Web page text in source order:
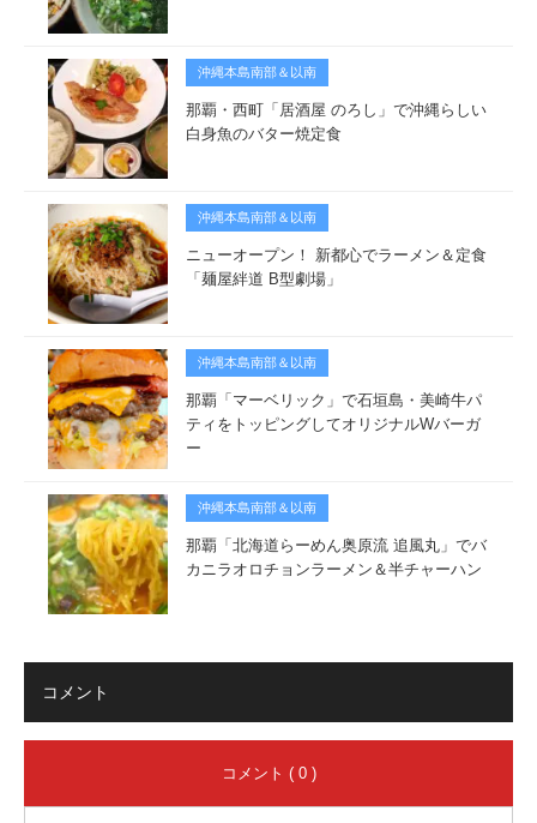
沖縄本島南部＆以南
那覇・西町「居酒屋 のろし」で沖縄らしい
白身魚のバター焼定食
沖縄本島南部＆以南
ニューオープン！ 新都心でラーメン＆定食
「麺屋絆道 B型劇場」
沖縄本島南部＆以南
那覇「マーベリック」で石垣島・美崎牛パ
ティをトッピングしてオリジナルWバーガ
ー
沖縄本島南部＆以南
那覇「北海道らーめん奥原流 追風丸」でバ
カニラオロチョンラーメン＆半チャーハン
コメント
コメント ( 0 )